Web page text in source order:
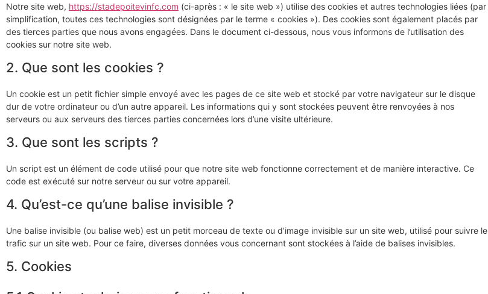
Notre site web, https://stadepoitevinfc.com (ci-après : « le site web ») utilise des cookies et autres technologies liées (par
simplification, toutes ces technologies sont désignées par le terme « cookies »). Des cookies sont également placés par
des tierces parties que nous avons engagées. Dans le document ci-dessous, nous vous informons de l’utilisation des
cookies sur notre site web.
2. Que sont les cookies ?
Un cookie est un petit fichier simple envoyé avec les pages de ce site web et stocké par votre navigateur sur le disque
dur de votre ordinateur ou d’un autre appareil. Les informations qui y sont stockées peuvent être renvoyées à nos
serveurs ou aux serveurs des tierces parties concernées lors d’une visite ultérieure.
3. Que sont les scripts ?
Un script est un élément de code utilisé pour que notre site web fonctionne correctement et de manière interactive. Ce
code est exécuté sur notre serveur ou sur votre appareil.
4. Qu’est-ce qu’une balise invisible ?
Une balise invisible (ou balise web) est un petit morceau de texte ou d’image invisible sur un site web, utilisé pour suivre le
trafic sur un site web. Pour ce faire, diverses données vous concernant sont stockées à l’aide de balises invisibles.
5. Cookies